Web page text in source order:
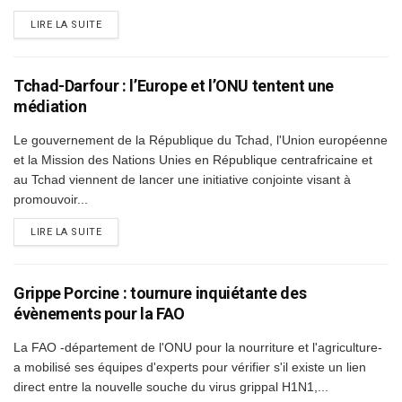
LIRE LA SUITEDETAILS
Tchad-Darfour : l’Europe et l’ONU tentent une
médiation
Le gouvernement de la République du Tchad, l'Union européenne
et la Mission des Nations Unies en République centrafricaine et
au Tchad viennent de lancer une initiative conjointe visant à
promouvoir...
LIRE LA SUITEDETAILS
Grippe Porcine : tournure inquiétante des
évènements pour la FAO
La FAO -département de l'ONU pour la nourriture et l'agriculture-
a mobilisé ses équipes d'experts pour vérifier s'il existe un lien
direct entre la nouvelle souche du virus grippal H1N1,...